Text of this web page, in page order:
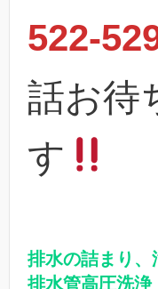
522-
話お待
す
排水の詰まり、
排水管高圧洗浄